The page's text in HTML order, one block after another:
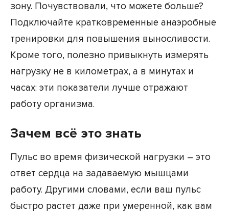
зону. Почувствовали, что можете больше?
Подключайте кратковременные анаэробные
тренировки для повышения выносливости.
Кроме того, полезно привыкнуть измерять
нагрузку не в километрах, а в минутах и
часах: эти показатели лучше отражают
работу организма.
Зачем всё это знать
Пульс во время физической нагрузки – это
ответ сердца на задаваемую мышцами
работу. Другими словами, если ваш пульс
быстро растет даже при умеренной, как вам